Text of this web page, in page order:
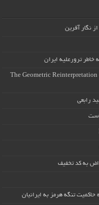
نگار آفرین
خاطر ترورعلیه ایران
The Geometric
رابعی
است
به کد تخفیف
تنگه هرمز به ایرانیان